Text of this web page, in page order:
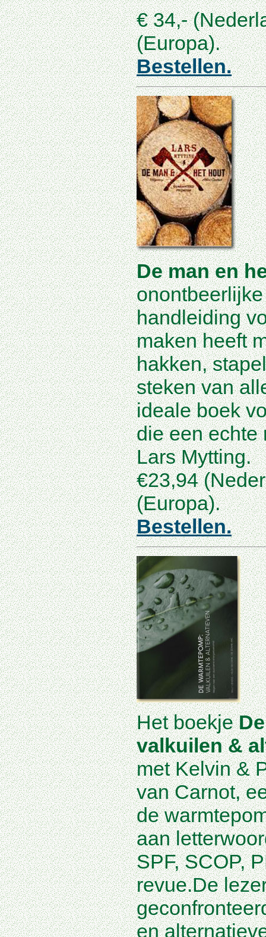
€ 34,-
(Europa).
Bestellen.
De man en
handleiding
maken heeft
hakken,
steken van
ideale boek
die een echte
Lars Mytting.
€23,94
(Europa).
Bestellen.
Het boekje
valkuilen &
met Kelvin &
van Carnot,
de
aan
SPF, SCOP,
revue.De
en